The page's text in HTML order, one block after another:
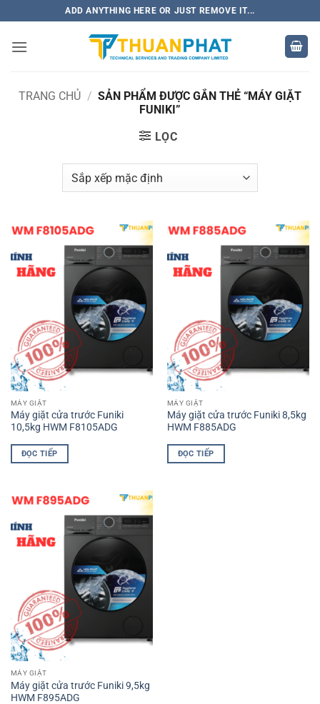
qua
nội
ADD ANYTHING HERE OR JUST REMOVE IT...
TRANG CHỦ / SẢN PHẨM ĐƯỢC GẮN THẺ “MÁY GIẶT
FUNIKI”
LỌC
MÁY GIẶT
Máy giặt cửa trước Funiki
10,5kg HWM F8105ADG
ĐỌC TIẾP
MÁY GIẶT
Máy giặt cửa trước Funiki 8,5kg
HWM F885ADG
ĐỌC TIẾP
MÁY GIẶT
Máy giặt cửa trước Funiki 9,5kg
HWM F895ADG